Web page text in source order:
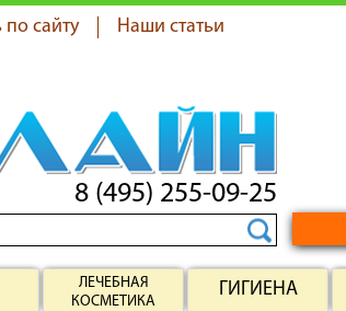
сайту Наши статьи
8 (495) 255-09-25
ЛЕЧЕБНАЯ
КОСМЕТИКА
ГИГИЕНА